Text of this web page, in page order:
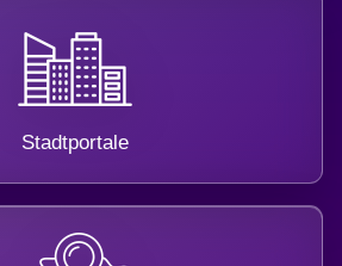
Stadtportale